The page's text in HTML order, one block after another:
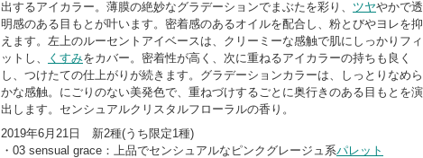
出するアイカラー。薄膜の絶妙なグラデーションでまぶたを彩り、 ツヤやかで透
明感のある目もとが叶います。密着感のあるオイルを配合し、粉とびやヨレを抑
えます。左上のルーセントアイベースは、クリーミーな感触で肌にしっかりフィ
ットし、
くすみをカバー。密着性が高く、次に重ねるアイカラーの持ちも良く
し、つけたての仕上がりが続きます。グラデーションカラーは、しっとりなめら
かな感触。にごりのない美発色で、重ねづけするごとに奥行きのある目もとを演
出します。センシュアルクリスタルフローラルの香り。
2019年6月21日 新2種(うち限定1種)
・03 sensual grace：上品でセンシュアルなピンクグレージュ系パレット